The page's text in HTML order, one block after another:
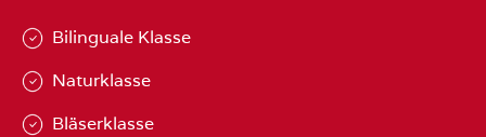
Bilinguale Klasse
Naturklasse
Bläserklasse